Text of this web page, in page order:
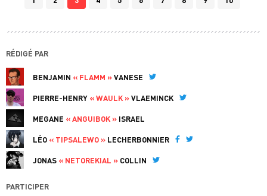
RÉDIGÉ PAR
BENJAMIN « FLAMM »VANESE
PIERRE-HENRY « WAULK »VLAEMINCK
MEGANE « ANGUIBOK » ISRAEL
LÉO « TIPSALEWO » LECHERBONNIER Facebook
Twitter
JONAS « NETOREKIAL » COLLIN
PARTICIPER